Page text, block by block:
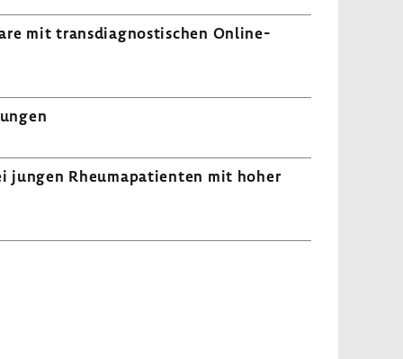
mit trans­dia­gnos­ti­schen Online-​
jungen Rheu­ma­pa­ti­enten mit hoher